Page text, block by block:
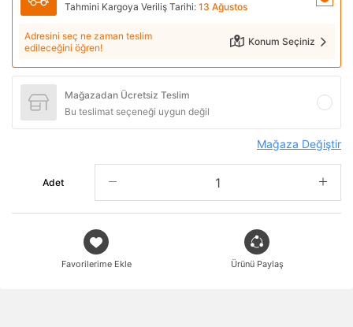
Tahmini Kargoya Veriliş Tarihi: 13 Ağustos
Adresini seç ne zaman teslim
edileceğini öğren!
Konum Seçiniz
Mağazadan Ücretsiz Teslim
Bu teslimat seçeneği uygun değil
Mağaza Değiştir
Adet
Favorilerime Ekle Ürünü Paylaş